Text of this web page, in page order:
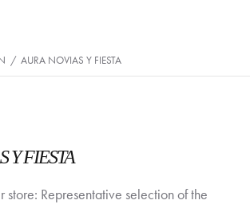
/ AURA NOVIAS Y FIESTA
Y FIESTA
store: Representative selection of the